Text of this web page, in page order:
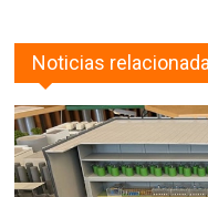
Noticias